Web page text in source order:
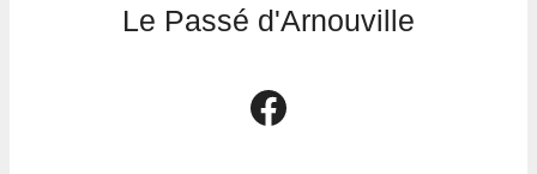
Le Passé d'Arnouville
Le groupe Facebook Le Passé d'Arnouville